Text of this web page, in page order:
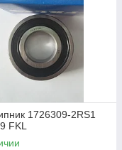
1726309-2RS1
FKL